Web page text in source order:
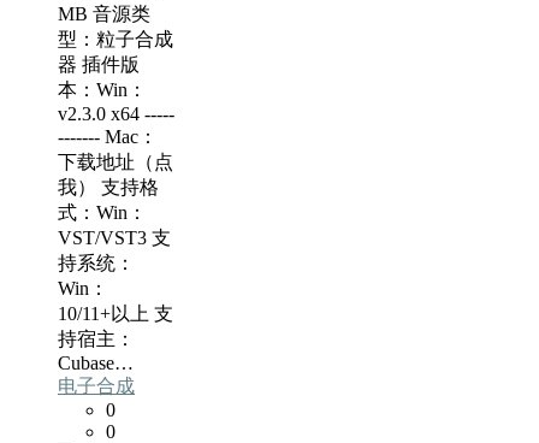
MB 音源类
型：粒子合成
器 插件版
本：Win：
v2.3.0 x64 -----
------- Mac：
下载地址（点
我） 支持格
式：Win：
VST/VST3 支
持系统：
Win：
10/11+以上 支
持宿主：
Cubase…
电子合成
0
0